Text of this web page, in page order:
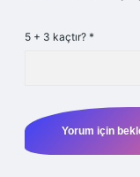
5 + 3 kaçtır? *